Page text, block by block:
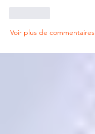
Voir plus de commentaires